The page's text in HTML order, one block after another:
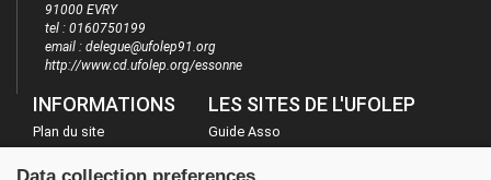
91000 EVRY
tel : 0160750199
email : delegue@ufolep91.org
http://www.cd.ufolep.org/essonne
INFORMATIONS
Plan du site
LES SITES DE L'UFOLEP
Guide Asso